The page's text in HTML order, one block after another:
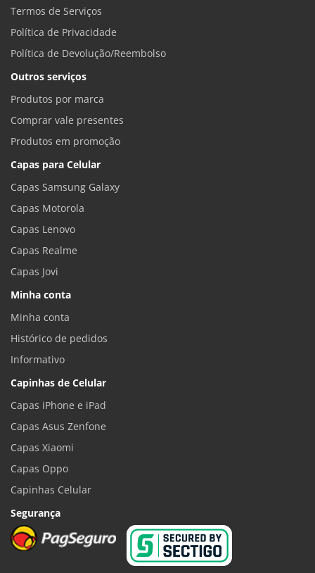
Termos de Serviços
Política de Privacidade
Política de Devolução/Reembolso
Outros serviços
Produtos por marca
Comprar vale presentes
Produtos em promoção
Capas para Celular
Capas Samsung Galaxy
Capas Motorola
Capas Lenovo
Capas Realme
Capas Jovi
Minha conta
Minha conta
Histórico de pedidos
Informativo
Capinhas de Celular
Capas iPhone e iPad
Capas Asus Zenfone
Capas Xiaomi
Capas Oppo
Capinhas Celular
Segurança